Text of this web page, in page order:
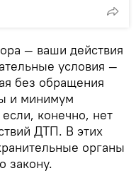
— ваши действия
условия —
без обращения
и минимум
конечно, нет
ДТП. В этих
органы
закону.